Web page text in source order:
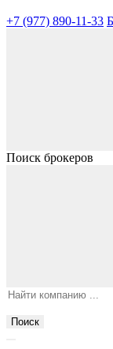
+7 (977) 890-11-33
Поиск брокеров
Поиск